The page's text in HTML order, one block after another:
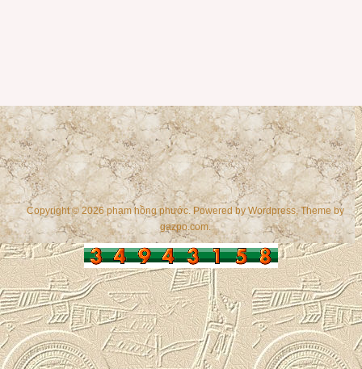
Copyright © 2026 phạm hồng phước. Powered byWordpress, Theme by
gazpo.com.